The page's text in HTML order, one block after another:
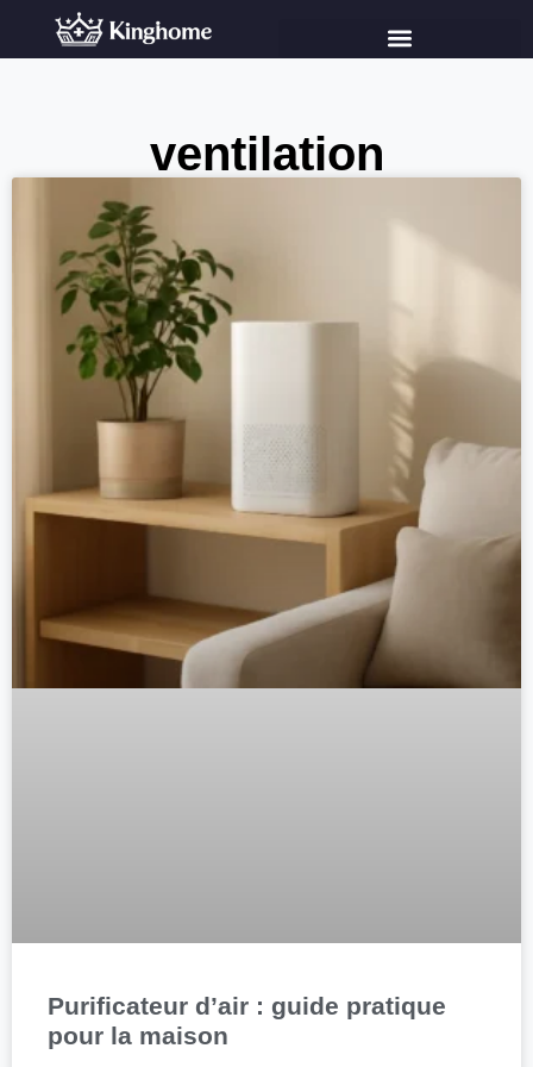
ventilation
Purificateur d’air : guide pratique
pour la maison